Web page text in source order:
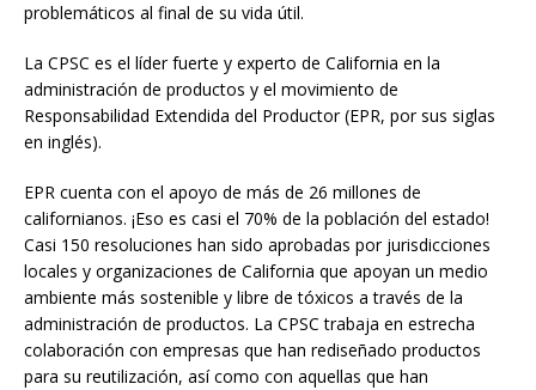
problemáticos al final de su vida útil.
La CPSC es el líder fuerte y experto de California en la
administración de productos y el movimiento de
Responsabilidad Extendida del Productor (EPR, por sus siglas
en inglés).
EPR cuenta con el apoyo de más de 26 millones de
californianos. ¡Eso es casi el 70% de la población del estado!
Casi 150 resoluciones han sido aprobadas por jurisdicciones
locales y organizaciones de California que apoyan un medio
ambiente más sostenible y libre de tóxicos a través de la
administración de productos. La CPSC trabaja en estrecha
colaboración con empresas que han rediseñado productos
para su reutilización, así como con aquellas que han